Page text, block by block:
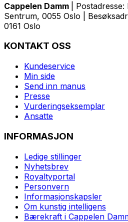
Cappelen Damm
|
Sentrum, 0055 Oslo |
0161 Oslo
KONTAKT OSS
Kundeservice
Min side
Send inn manus
Presse
Vurderingseksemplar
Ansatte
INFORMASJON
Ledige stillinger
Nyhetsbrev
Royaltyportal
Personvern
Informasjonskapsler
Om kunstig intelligens
Bærekraft i Cappelen